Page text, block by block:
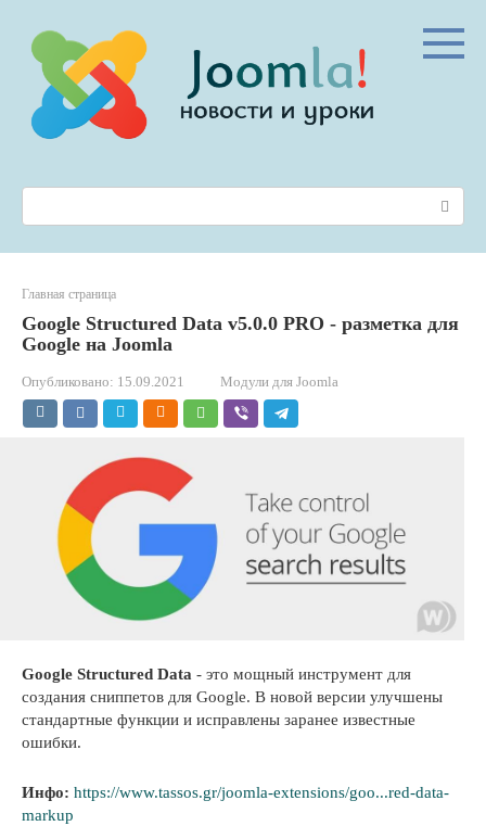
контенту
Главная страница
Google Structured Data v5.0.0 PRO - разметка для
Google на Joomla
Опубликовано: 15.09.2021 Модули для Joomla
Google Structured Data - это мощный инструмент для
создания сниппетов для Google. В новой версии улучшены
стандартные функции и исправлены заранее известные
ошибки.
Инфо: https://www.tassos.gr/joomla-extensions/goo...red-data-
markup